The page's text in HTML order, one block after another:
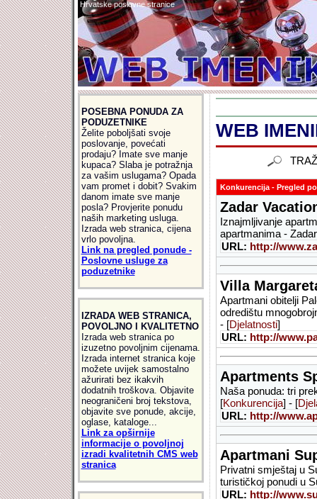
Hrvatske poslovne stranice
POSEBNA PONUDA ZA
PODUZETNIKE
Želite poboljšati svoje
poslovanje, povećati
prodaju? Imate sve manje
kupaca? Slaba je potražnja
za vašim uslugama? Opada
vam promet i dobit? Svakim
danom imate sve manje
posla? Provjerite ponudu
naših marketing usluga.
Izrada web stranica, cijena
vrlo povoljna.
Link na pregled ponude -
Poslovne usluge za
poduzetnike
IZRADA WEB STRANICA,
POVOLJNO I KVALITETNO
Izrada web stranica po
izuzetno povoljnim cijenama.
Izrada internet stranica koje
možete uvijek samostalno
ažurirati bez ikakvih
dodatnih troškova. Objavite
neograničeni broj tekstova,
objavite sve ponude, akcije,
oglase, kataloge...
Link za opširnije
informacije o povoljnoj
izradi kvalitetnih CMS web
stranica
WEB
Konkurencija - Pregled
Zadar
Iznajmljivanje
apartmanima -
URL: http://
Villa
Apartmani obitelji
odredištu
- [Djelatnosti]
URL: http://
Apartments
Naša ponuda: tri
[Konkurencija] - [
URL: http://
Apartmani
Privatni smještaj u
turističkoj ponudi u
URL: http://